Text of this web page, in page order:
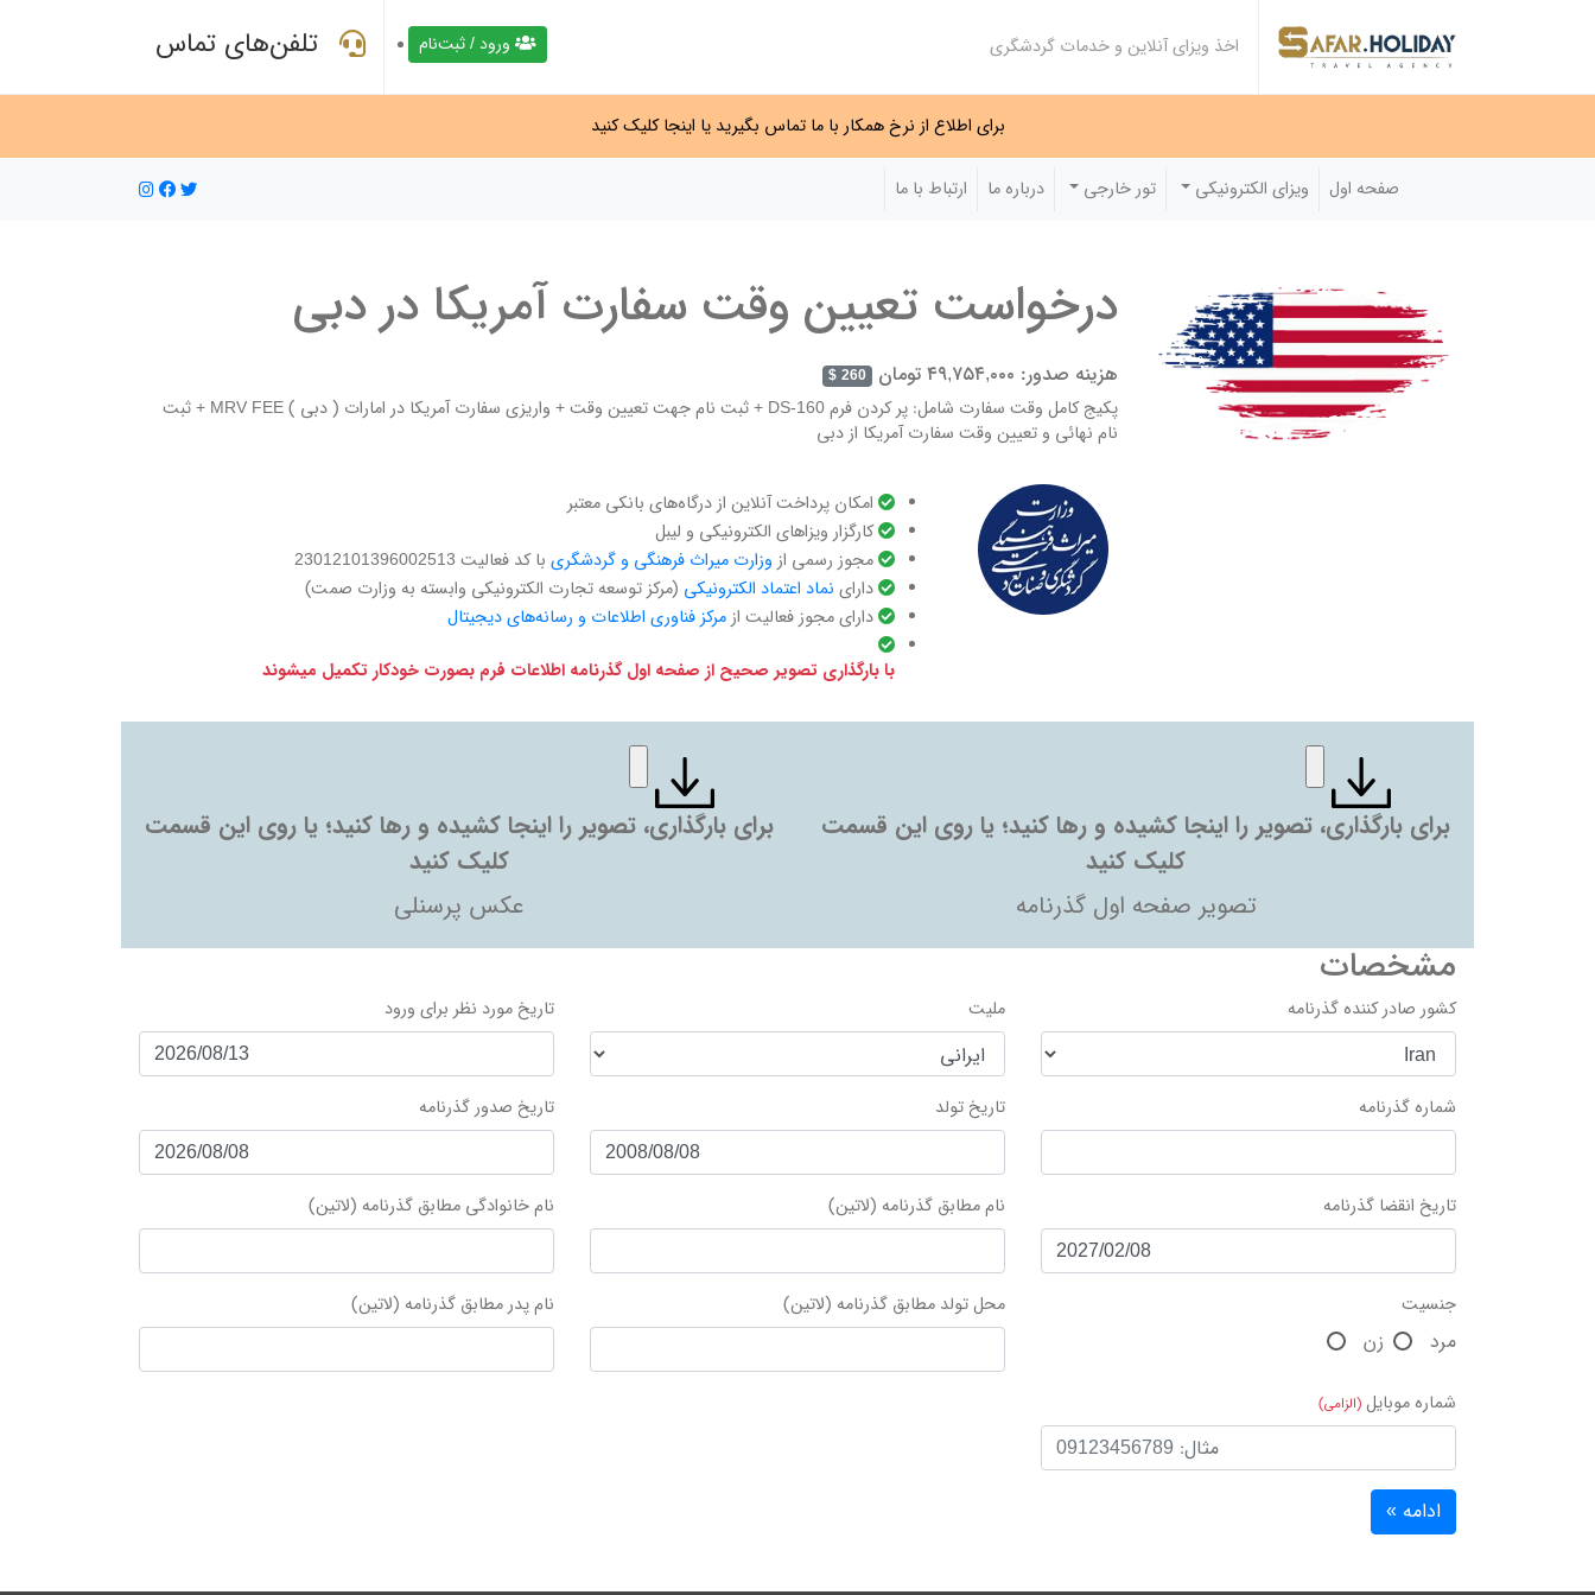
اخذ ویزای آنلاین و خدمات گردشگری ورود / ثبت‌نام تلفن‌های تماس
برای اطلاع از نرخ همکار با ما تماس بگیرید یا اینجا کلیک کنید
صفحه اول ویزای الکترونیکی تور خارجی درباره ما ارتباط با ما
درخواست تعیین وقت سفارت آمریکا در دبی
هزینه صدور: ۴۹,۷۵۴,۰۰۰ تومان 260 $
پکیج کامل وقت سفارت شامل: پر کردن فرم DS-160 + ثبت نام جهت تعیین وقت + واریزی سفارت آمریکا در امارات ( دبی ) MRV FEE + ثبت
نام نهائی و تعیین وقت سفارت آمریکا از دبی
امکان پرداخت آنلاین از درگاه‌های بانکی معتبر
کارگزار ویزاهای الکترونیکی و لیبل
مجوز رسمی از وزارت میراث فرهنگی و گردشگریبا کد فعالیت 23012101396002513
دارای ‌ نماد اعتماد الکترونیکی (مرکز توسعه تجارت الکترونیکی وابسته به وزارت صمت)
دارای مجوز فعالیت ازمرکز فناوری اطلاعات و رسانه‌های دیجیتال
با بارگذاری تصویر صحیح از صفحه اول گذرنامه اطلاعات فرم بصورت خودکار تکمیل میشوند
برای بارگذاری، تصویر را اینجا کشیده و رها کنید؛ یا روی این قسمت
کلیک کنید
تصویر صفحه اول گذرنامه
برای بارگذاری، تصویر را اینجا کشیده و رها کنید؛ یا روی این قسمت
کلیک کنید
عکس پرسنلی
مشخصات
کشور صادر کننده گذرنامه ملیت تاریخ مورد نظر برای ورود
شماره گذرنامه تاریخ تولد تاریخ صدور گذرنامه
تاریخ انقضا گذرنامه نام مطابق گذرنامه (لاتین) نام خانوادگی مطابق گذرنامه (لاتین)
جنسیت
مرد زن
محل تولد مطابق گذرنامه (لاتین) نام پدر مطابق گذرنامه (لاتین)
شماره موبایل (الزامی)